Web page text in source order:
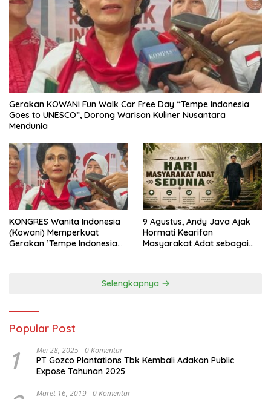
Gerakan KOWANI Fun Walk Car Free Day “Tempe Indonesia
Goes to UNESCO”, Dorong Warisan Kuliner Nusantara
Mendunia
KONGRES Wanita Indonesia
(Kowani) Memperkuat
Gerakan ‘Tempe Indonesia
9 Agustus, Andy Java Ajak
Hormati Kearifan
Masyarakat Adat sebagai
Selengkapnya
Popular Post
1 Mei 28, 2025 0 Komentar
PT Gozco Plantations Tbk Kembali Adakan Public
Expose Tahunan 2025
Maret 16, 2019 0 Komentar